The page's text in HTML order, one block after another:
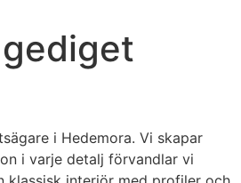
i Hedemora. Vi skapar
i varje detalj förvandlar vi